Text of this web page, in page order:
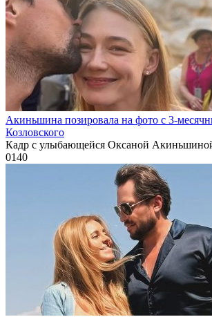
Акиньшина позировала на фото с 3-
Козловского
Кадр с улыбающейся Оксаной
0140